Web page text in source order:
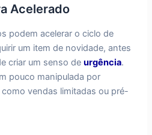
Acelerado
podem acelerar o ciclo de
um item de novidade, antes
criar um senso deurgência.
pouco manipulada por
vendas limitadas ou pré-